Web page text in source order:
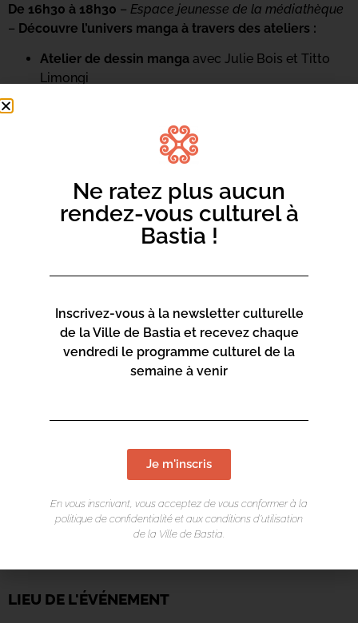
De 16h30 à 18h30 – Espace jeunesse de la médiathèque
– Découvre l’univers manga à travers des ateliers :
Atelier de dessin manga avec Julie Bois et Titto
Limongi
Atelier découverte de l’Aïkido
l’Alb’Oru
De 18h30 à 20h – Terrasse de la cafétéria
mangazine « Salta »
LIEU DE L'ÉVÉNEMENT
Ne ratez plus aucun
rendez-vous culturel à
Bastia !
Inscrivez-vous à la newsletter culturelle
de la Ville de Bastia et recevez chaque
vendredi le programme culturel de la
semaine à venir
Je m'inscris
En vous inscrivant, vous acceptez de vous conformer à la
politique de confidentialité et aux conditions d’utilisation
de la Ville de Bastia.